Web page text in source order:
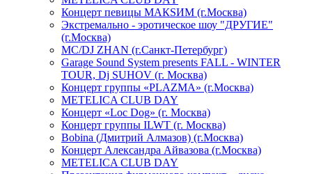
Концерт певицы МАКSИМ (г.Москва)
Экстремально - эротическое шоу "ДРУГИЕ"
(г.Москва)
МС/DJ ZHAN (г.Санкт-Петербург)
Garage Sound System presents FALL - WINTER
TOUR, Dj SUHOV (г. Москва)
Концерт группы «PLAZMA» (г.Москва)
METELICA CLUB DAY
Концерт «Loc Dog» (г. Москва)
Концерт группы ILWT (г. Москва)
Bobina (Дмитрий Алмазов) (г.Москва)
Концерт Александра Айвазова (г.Москва)
METELICA CLUB DAY